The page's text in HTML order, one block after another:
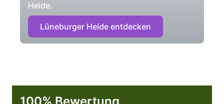
Heide.
Lüneburger Heide entdecken